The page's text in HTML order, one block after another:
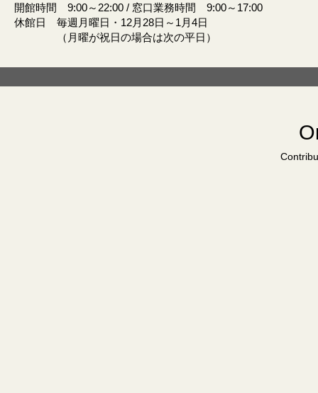
開館時間 9:00～22:00 / 窓口業務時間 9:00～17:00
休館日 毎週月曜日・12月28日～1月4日
（月曜が祝日の場合は次の平日）